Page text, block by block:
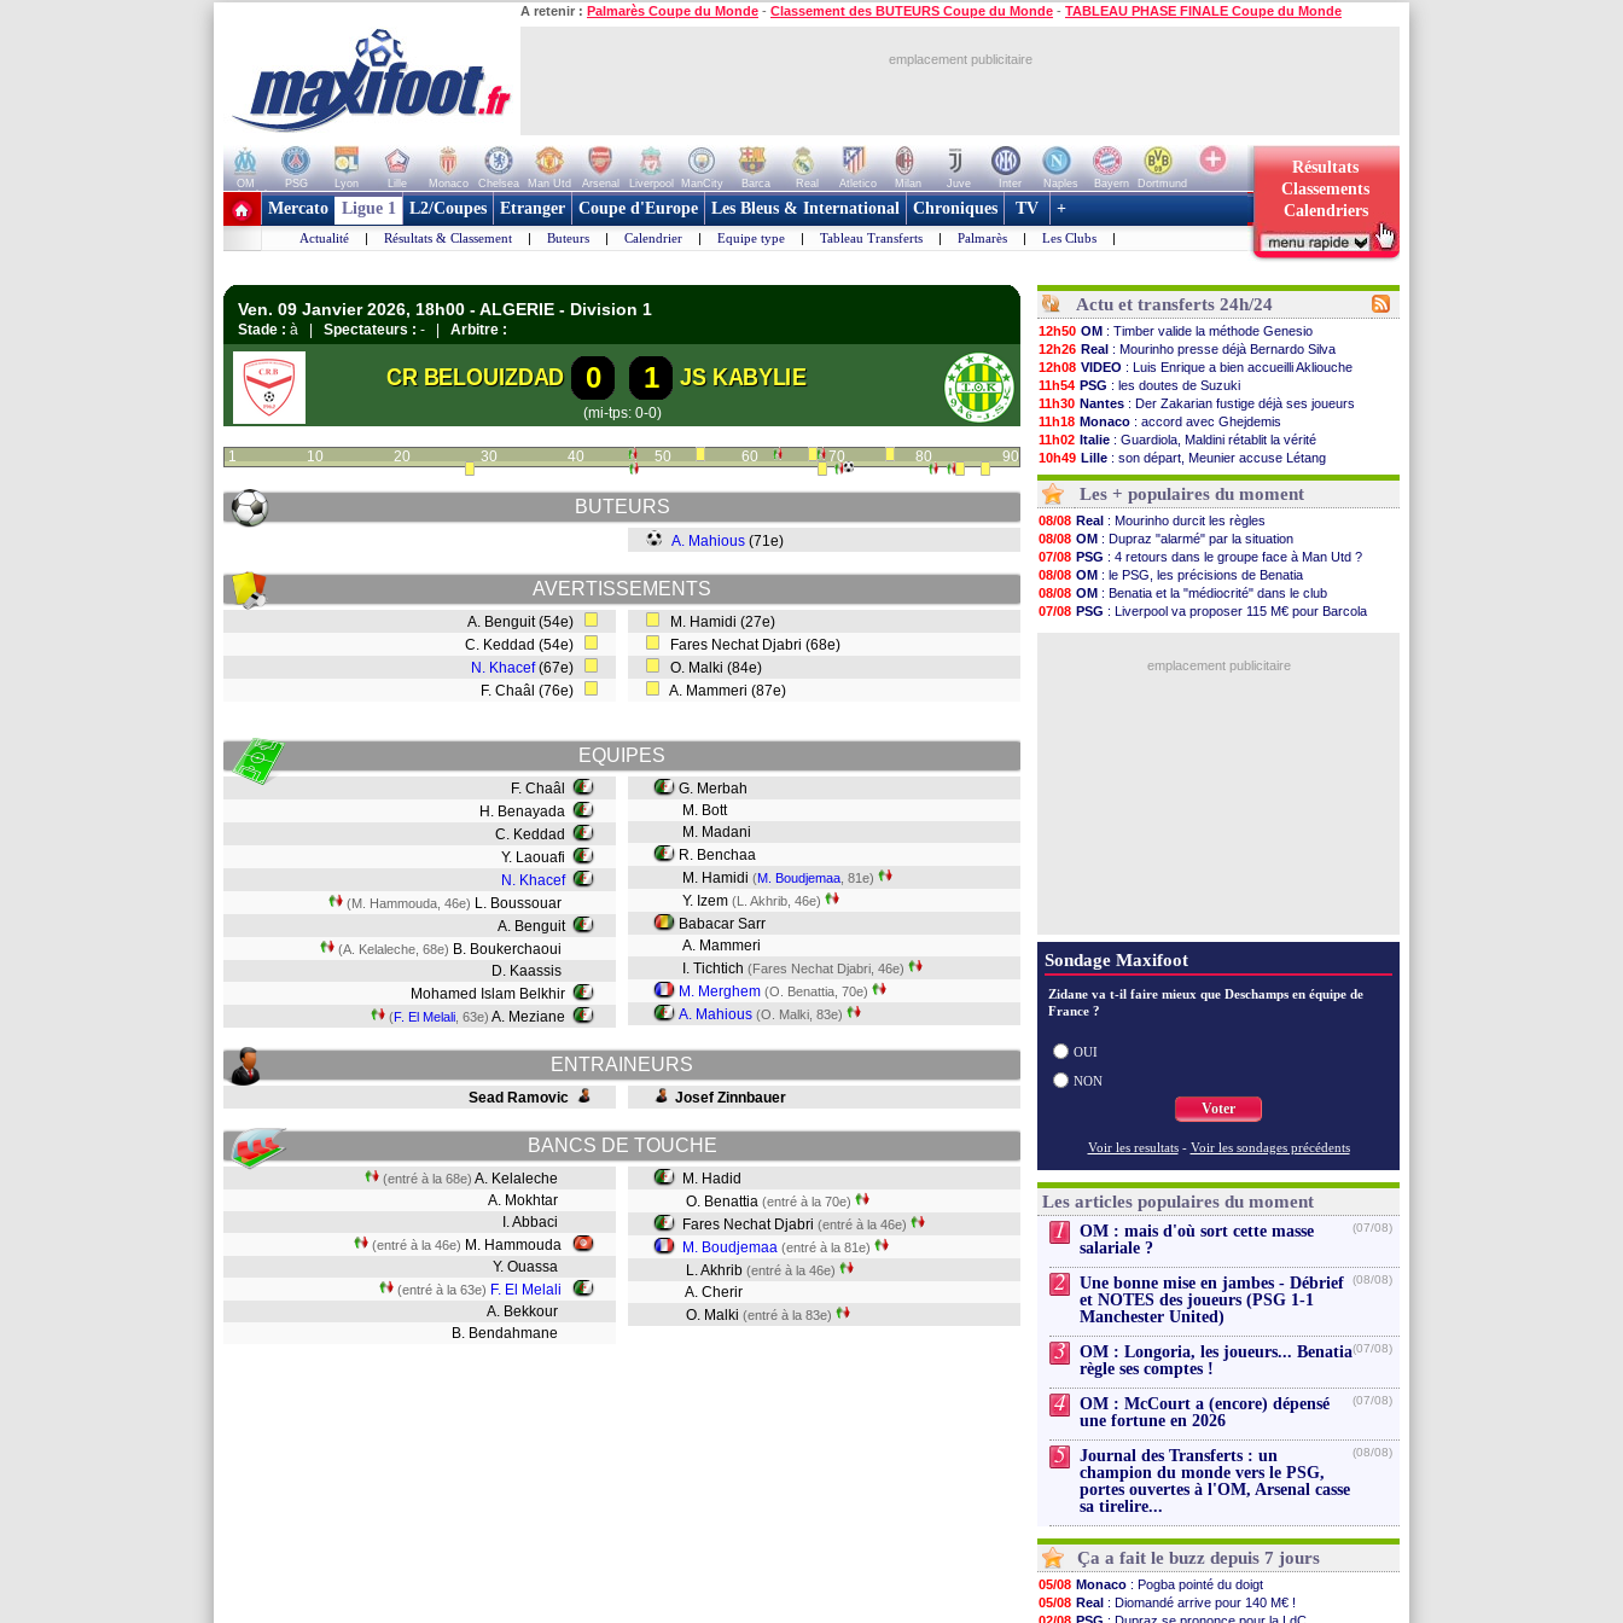
A retenir : Palmarès Coupe du Monde - Classement des BUTEURS Coupe du Monde - TABLEAU PHASE FINALE Coupe du Monde
emplacement publicitaire
OM PSG Lyon Lille Monaco Chelsea Man Utd Arsenal Liverpool ManCity Barca Real Atletico Milan Juve Inter Naples Bayern
Dortmund
+ de clubs
Résultats
Classements
Calendriers
Mercato Ligue 1 L2/Coupes Etranger Coupe d'Europe Les Bleus & International Chroniques TV +
Actualité | Résultats & Classement | Buteurs | Calendrier | Equipe type | Tableau Transferts | Palmarès | Les Clubs |
Ven. 09 Janvier 2026, 18h00 - ALGERIE - Division 1
Stade : à | Spectateurs : - | Arbitre :
CR BELOUIZDAD 0 1 JS KABYLIE
(mi-tps: 0-0)
1 10 20 30 40 50 60 70 80 90
BUTEURS
A. Mahious (71e)
AVERTISSEMENTS
A. Benguit (54e)
C. Keddad (54e)
N. Khacef(67e)
F. Chaâl (76e)
M. Hamidi (27e)
Fares Nechat Djabri (68e)
O. Malki (84e)
A. Mammeri (87e)
EQUIPES
F. Chaâl
H. Benayada
C. Keddad
Y. Laouafi
N. Khacef
(M. Hammouda, 46e) L. Boussouar
A. Benguit
(A. Kelaleche, 68e) B. Boukerchaoui
D. Kaassis
Mohamed Islam Belkhir
(F. El Melali , 63e) A. Meziane
G. Merbah
M. Bott
M. Madani
R. Benchaa
M. Hamidi (M. Boudjemaa , 81e)
Y. Izem (L. Akhrib, 46e)
Babacar Sarr
A. Mammeri
I. Tichtich (Fares Nechat Djabri, 46e)
M. Merghem (O. Benattia, 70e)
A. Mahious (O. Malki, 83e)
ENTRAINEURS
Sead Ramovic Josef Zinnbauer
BANCS DE TOUCHE
(entré à la 68e) A. Kelaleche
A. Mokhtar
I. Abbaci
(entré à la 46e) M. Hammouda
Y. Ouassa
(entré à la 63e) F. El Melali
A. Bekkour
B. Bendahmane
M. Hadid
O. Benattia (entré à la 70e)
Fares Nechat Djabri (entré à la 46e)
M. Boudjemaa (entré à la 81e)
L. Akhrib (entré à la 46e)
A. Cherir
O. Malki (entré à la 83e)
Actu et transferts 24h/24
12h50 OM : Timber valide la méthode Genesio
12h26 Real : Mourinho presse déjà Bernardo Silva
12h08 VIDEO : Luis Enrique a bien accueilli Akliouche
11h54 PSG : les doutes de Suzuki
11h30 Nantes : Der Zakarian fustige déjà ses joueurs
11h18 Monaco : accord avec Ghejdemis
11h02 Italie : Guardiola, Maldini rétablit la vérité
10h49 Lille : son départ, Meunier accuse Létang
10h34 FIFA: Infantino ne démissionnera pas
10h16
Barça: Flick esquive pour Ferran Torres
10h00 Liverpool: Araujo, une option d'achat à 55 M€
09h48
Lens: inquiétude pour Édouard
09h25
Man Utd: Vitek vendu à Middlesbrough (off.)
09h10
PSV : Sano recruté pour 14,5 M€ (officiel)
08h52
OM : Coventry pense à Angel Gomes
08/08 PSG : Rafel Pol satisfait des progrès
08/08 Amical: le Barça vainqueur puis battu
: le classement complet
Les + populaires du moment
08/08 Real : Mourinho durcit les règles
08/08 OM : Dupraz "alarmé" par la situation
07/08 PSG : 4 retours dans le groupe face à Man Utd ?
08/08 OM : le PSG, les précisions de Benatia
08/08 OM : Benatia et la "médiocrité" dans le club
07/08 PSG : Liverpool va proposer 115 M€ pour Barcola
emplacement publicitaire
Sondage Maxifoot
Zidane va t-il faire mieux que Deschamps en équipe de
France ?
OUI
NON
Voter
Voir les resultats - Voir les sondages précédents
Les articles populaires du moment
1
OM : mais d'où sort cette masse
salariale ?
(07/08)
2
Une bonne mise en jambes - Débrief
et NOTES des joueurs (PSG 1-1
Manchester United)
(08/08)
3
OM : Longoria, les joueurs... Benatia
règle ses comptes !
(07/08)
4
OM : McCourt a (encore) dépensé
une fortune en 2026
(07/08)
5
Journal des Transferts : un
champion du monde vers le PSG,
portes ouvertes à l'OM, Arsenal casse
sa tirelire...
(08/08)
Ça a fait le buzz depuis 7 jours
05/08 Monaco : Pogba pointé du doigt
05/08 Real : Diomandé arrive pour 140 M€ !